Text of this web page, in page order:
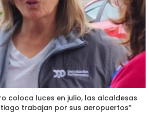
coloca luces en julio, las alcaldesas
trabajan por sus aeropuertos”